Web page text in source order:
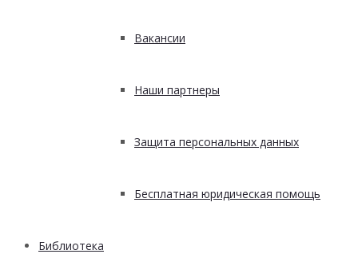
Вакансии
Наши партнеры
Защита персональных данных
Бесплатная юридическая помощь
Библиотека